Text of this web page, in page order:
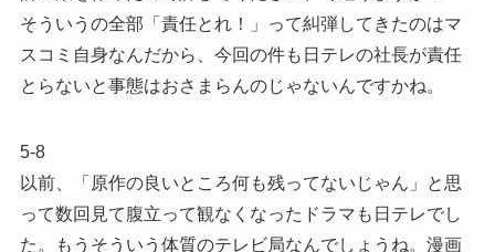
そういうの全部「責任とれ！」って糾弾してきたのはマ
スコミ自身なんだから、今回の件も日テレの社長が責任
とらないと事態はおさまらんのじゃないんですかね。
5-8
以前、「原作の良いところ何も残ってないじゃん」と思
って数回見て腹立って観なくなったドラマも日テレでし
た。もうそういう体質のテレビ局なんでしょうね。漫画